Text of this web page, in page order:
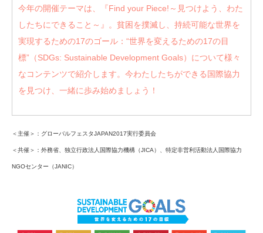
今年の開催テーマは、『Find your Piece!～見つけよう、わた
したちにできること～』。貧困を撲滅し、持続可能な世界を
実現するための17のゴール：“世界を変えるための17の目
標”（SDGs: Sustainable Development Goals）について様々
なコンテンツで紹介します。今わたしたちができる国際協力
を見つけ、一緒に歩み始めましょう！
＜主催＞：グローバルフェスタJAPAN2017実行委員会
＜共催＞：外務省、独立行政法人国際協力機構（JICA）、特定非営利活動法人国際協力
NGOセンター（JANIC）